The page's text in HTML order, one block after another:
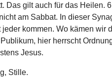
Das gilt auch für das Heilen.
am Sabbat. In dieser
jeder kommen. Wo kämen wir
hier herrscht
Jesus.
Stille.